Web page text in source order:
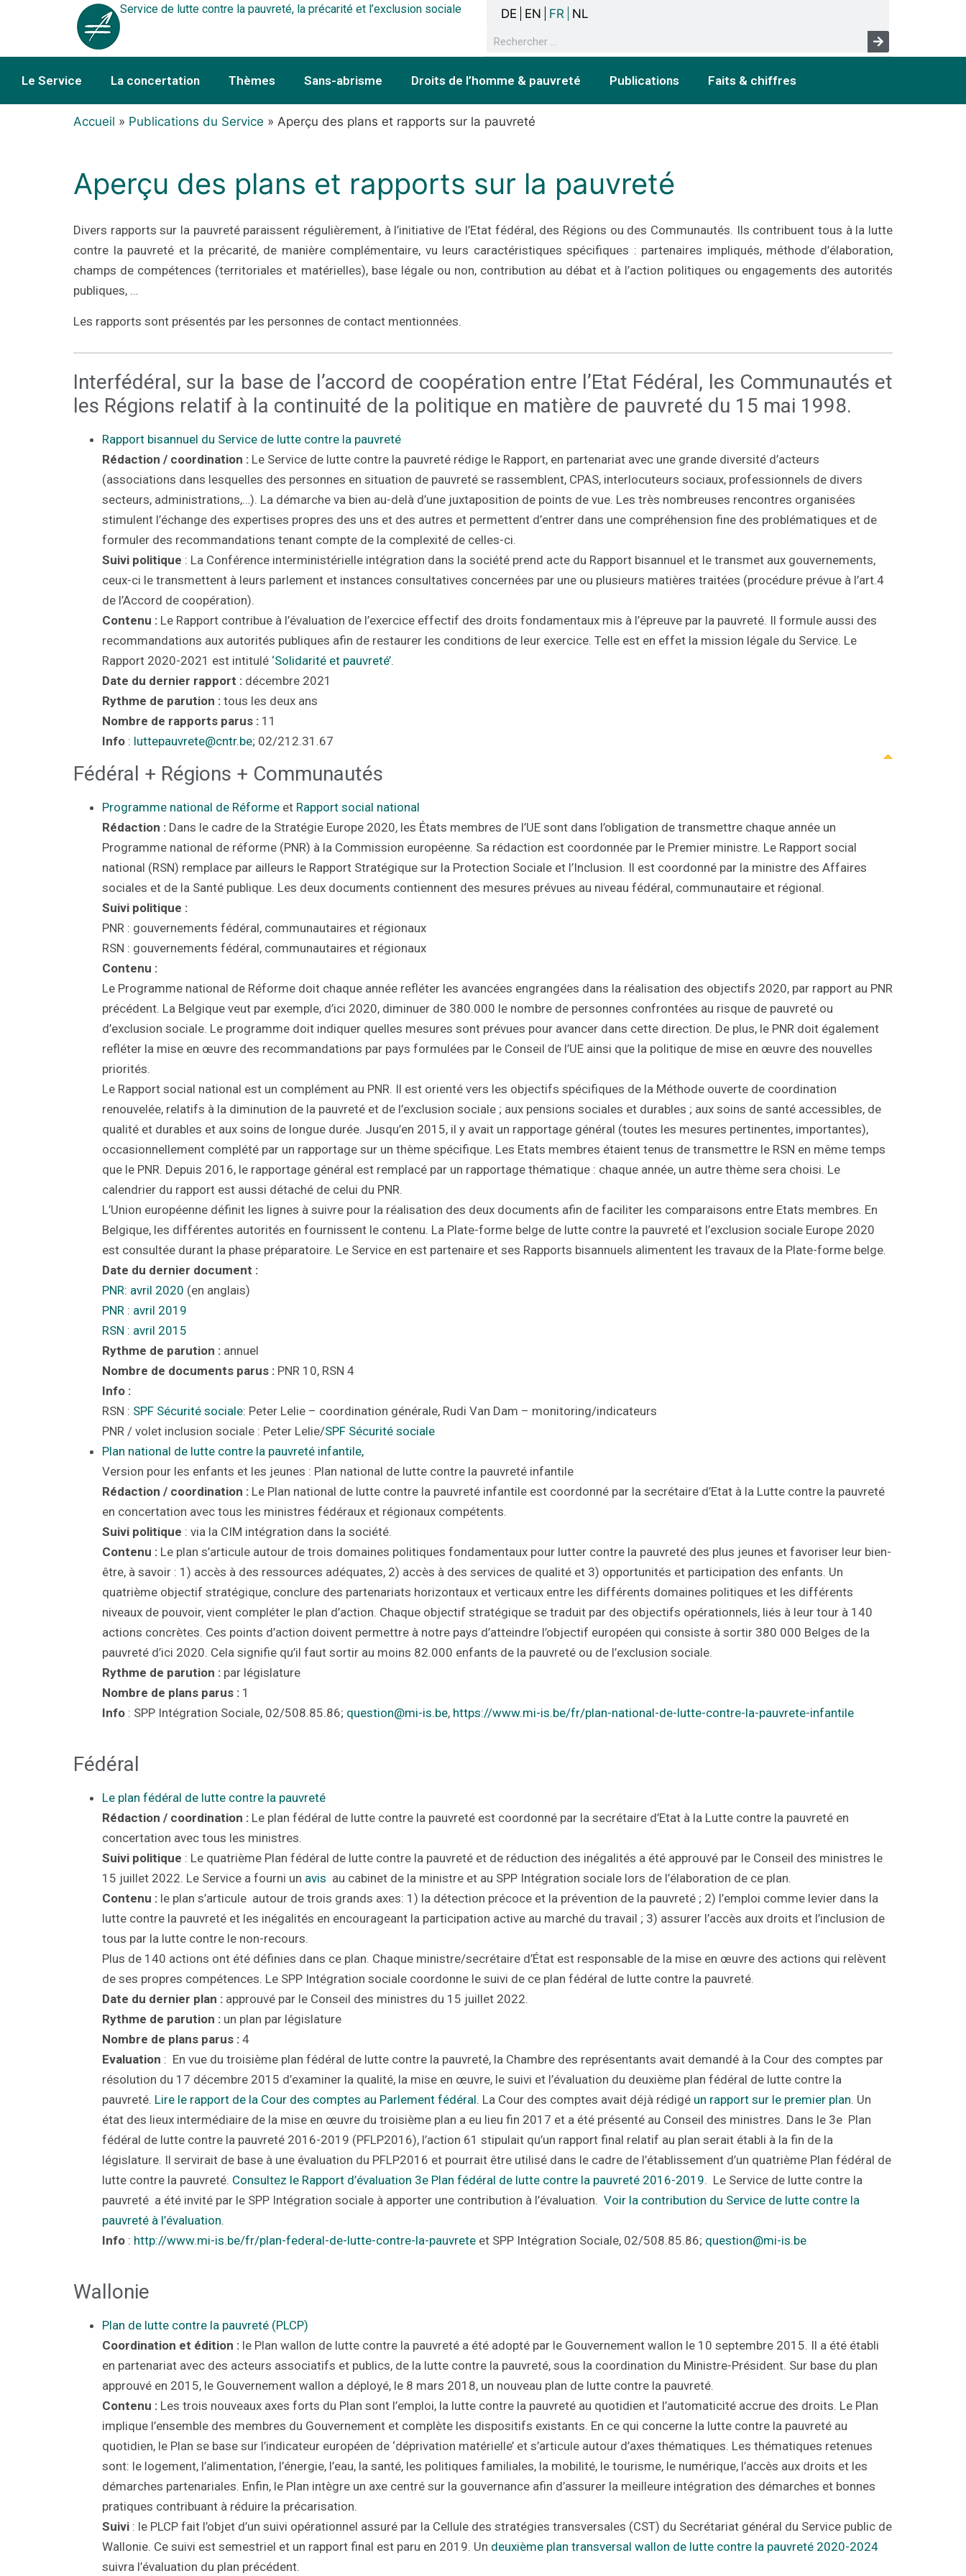
Service de lutte contre la pauvreté, la précarité et l’exclusion sociale DE EN FR NL
Le Service La concertation Thèmes Sans-abrisme Droits de l’homme & pauvreté Publications Faits & chiffres
Accueil » Publications du Service » Aperçu des plans et rapports sur la pauvreté
Aperçu des plans et rapports sur la pauvreté
Divers rapports sur la pauvreté paraissent régulièrement, à l’initiative de l’Etat fédéral, des Régions ou des Communautés. Ils contribuent tous à la lutte
contre la pauvreté et la précarité, de manière complémentaire, vu leurs caractéristiques spécifiques : partenaires impliqués, méthode d’élaboration,
champs de compétences (territoriales et matérielles), base légale ou non, contribution au débat et à l’action politiques ou engagements des autorités
publiques, …
Les rapports sont présentés par les personnes de contact mentionnées.
Interfédéral, sur la base de l’accord de coopération entre l’Etat Fédéral, les Communautés et
les Régions relatif à la continuité de la politique en matière de pauvreté du 15 mai 1998.
Rapport bisannuel du Service de lutte contre la pauvreté
Rédaction / coordination : Le Service de lutte contre la pauvreté rédige le Rapport, en partenariat avec une grande diversité d’acteurs
(associations dans lesquelles des personnes en situation de pauvreté se rassemblent, CPAS, interlocuteurs sociaux, professionnels de divers
secteurs, administrations,…). La démarche va bien au-delà d’une juxtaposition de points de vue. Les très nombreuses rencontres organisées
stimulent l’échange des expertises propres des uns et des autres et permettent d’entrer dans une compréhension fine des problématiques et de
formuler des recommandations tenant compte de la complexité de celles-ci.
Suivi politique : La Conférence interministérielle intégration dans la société prend acte du Rapport bisannuel et le transmet aux gouvernements,
ceux-ci le transmettent à leurs parlement et instances consultatives concernées par une ou plusieurs matières traitées (procédure prévue à l’art.4
de l’Accord de coopération).
Contenu : Le Rapport contribue à l’évaluation de l’exercice effectif des droits fondamentaux mis à l’épreuve par la pauvreté. Il formule aussi des
recommandations aux autorités publiques afin de restaurer les conditions de leur exercice. Telle est en effet la mission légale du Service. Le
Rapport 2020-2021 est intitulé ‘Solidarité et pauvreté’.
Date du dernier rapport : décembre 2021
Rythme de parution : tous les deux ans
Nombre de rapports parus : 11
Info : luttepauvrete@cntr.be; 02/212.31.67
Fédéral + Régions + Communautés
Programme national de Réforme et Rapport social national
Rédaction : Dans le cadre de la Stratégie Europe 2020, les États membres de l’UE sont dans l’obligation de transmettre chaque année un
Programme national de réforme (PNR) à la Commission européenne. Sa rédaction est coordonnée par le Premier ministre. Le Rapport social
national (RSN) remplace par ailleurs le Rapport Stratégique sur la Protection Sociale et l’Inclusion. Il est coordonné par la ministre des Affaires
sociales et de la Santé publique. Les deux documents contiennent des mesures prévues au niveau fédéral, communautaire et régional.
Suivi politique :
PNR : gouvernements fédéral, communautaires et régionaux
RSN : gouvernements fédéral, communautaires et régionaux
Contenu :
Le Programme national de Réforme doit chaque année refléter les avancées engrangées dans la réalisation des objectifs 2020, par rapport au PNR
précédent. La Belgique veut par exemple, d’ici 2020, diminuer de 380.000 le nombre de personnes confrontées au risque de pauvreté ou
d’exclusion sociale. Le programme doit indiquer quelles mesures sont prévues pour avancer dans cette direction. De plus, le PNR doit également
refléter la mise en œuvre des recommandations par pays formulées par le Conseil de l’UE ainsi que la politique de mise en œuvre des nouvelles
priorités.
Le Rapport social national est un complément au PNR. Il est orienté vers les objectifs spécifiques de la Méthode ouverte de coordination
renouvelée, relatifs à la diminution de la pauvreté et de l’exclusion sociale ; aux pensions sociales et durables ; aux soins de santé accessibles, de
qualité et durables et aux soins de longue durée. Jusqu’en 2015, il y avait un rapportage général (toutes les mesures pertinentes, importantes),
occasionnellement complété par un rapportage sur un thème spécifique. Les Etats membres étaient tenus de transmettre le RSN en même temps
que le PNR. Depuis 2016, le rapportage général est remplacé par un rapportage thématique : chaque année, un autre thème sera choisi. Le
calendrier du rapport est aussi détaché de celui du PNR.
L’Union européenne définit les lignes à suivre pour la réalisation des deux documents afin de faciliter les comparaisons entre Etats membres. En
Belgique, les différentes autorités en fournissent le contenu. La Plate-forme belge de lutte contre la pauvreté et l’exclusion sociale Europe 2020
est consultée durant la phase préparatoire. Le Service en est partenaire et ses Rapports bisannuels alimentent les travaux de la Plate-forme belge.
Date du dernier document :
PNR: avril 2020 (en anglais)
PNR : avril 2019
RSN : avril 2015
Rythme de parution : annuel
Nombre de documents parus : PNR 10, RSN 4
Info :
RSN : SPF Sécurité sociale: Peter Lelie – coordination générale, Rudi Van Dam – monitoring/indicateurs
PNR / volet inclusion sociale : Peter Lelie/SPF Sécurité sociale
Plan national de lutte contre la pauvreté infantile,
Version pour les enfants et les jeunes : Plan national de lutte contre la pauvreté infantile
Rédaction / coordination : Le Plan national de lutte contre la pauvreté infantile est coordonné par la secrétaire d’Etat à la Lutte contre la pauvreté
en concertation avec tous les ministres fédéraux et régionaux compétents.
Suivi politique : via la CIM intégration dans la société.
Contenu : Le plan s’articule autour de trois domaines politiques fondamentaux pour lutter contre la pauvreté des plus jeunes et favoriser leur bien-
être, à savoir : 1) accès à des ressources adéquates, 2) accès à des services de qualité et 3) opportunités et participation des enfants. Un
quatrième objectif stratégique, conclure des partenariats horizontaux et verticaux entre les différents domaines politiques et les différents
niveaux de pouvoir, vient compléter le plan d’action. Chaque objectif stratégique se traduit par des objectifs opérationnels, liés à leur tour à 140
actions concrètes. Ces points d’action doivent permettre à notre pays d’atteindre l’objectif européen qui consiste à sortir 380 000 Belges de la
pauvreté d’ici 2020. Cela signifie qu’il faut sortir au moins 82.000 enfants de la pauvreté ou de l’exclusion sociale.
Rythme de parution : par législature
Nombre de plans parus : 1
Info : SPP Intégration Sociale, 02/508.85.86; question@mi-is.be, https://www.mi-is.be/fr/plan-national-de-lutte-contre-la-pauvrete-infantile
Fédéral
Le plan fédéral de lutte contre la pauvreté
Rédaction / coordination : Le plan fédéral de lutte contre la pauvreté est coordonné par la secrétaire d’Etat à la Lutte contre la pauvreté en
concertation avec tous les ministres.
Suivi politique : Le quatrième Plan fédéral de lutte contre la pauvreté et de réduction des inégalités a été approuvé par le Conseil des ministres le
15 juillet 2022. Le Service a fourni un avis au cabinet de la ministre et au SPP Intégration sociale lors de l’élaboration de ce plan.
Contenu : le plan s’articule autour de trois grands axes: 1) la détection précoce et la prévention de la pauvreté ; 2) l’emploi comme levier dans la
lutte contre la pauvreté et les inégalités en encourageant la participation active au marché du travail ; 3) assurer l’accès aux droits et l’inclusion de
tous par la lutte contre le non-recours.
Plus de 140 actions ont été définies dans ce plan. Chaque ministre/secrétaire d’État est responsable de la mise en œuvre des actions qui relèvent
de ses propres compétences. Le SPP Intégration sociale coordonne le suivi de ce plan fédéral de lutte contre la pauvreté.
Date du dernier plan : approuvé par le Conseil des ministres du 15 juillet 2022.
Rythme de parution : un plan par législature
Nombre de plans parus : 4
Evaluation : En vue du troisième plan fédéral de lutte contre la pauvreté, la Chambre des représentants avait demandé à la Cour des comptes par
résolution du 17 décembre 2015 d’examiner la qualité, la mise en œuvre, le suivi et l’évaluation du deuxième plan fédéral de lutte contre la
pauvreté. Lire le rapport de la Cour des comptes au Parlement fédéral. La Cour des comptes avait déjà rédigé un rapport sur le premier plan. Un
état des lieux intermédiaire de la mise en œuvre du troisième plan a eu lieu fin 2017 et a été présenté au Conseil des ministres. Dans le 3e Plan
fédéral de lutte contre la pauvreté 2016-2019 (PFLP2016), l’action 61 stipulait qu’un rapport final relatif au plan serait établi à la fin de la
législature. Il servirait de base à une évaluation du PFLP2016 et pourrait être utilisé dans le cadre de l’établissement d’un quatrième Plan fédéral de
lutte contre la pauvreté. Consultez le Rapport d’évaluation 3e Plan fédéral de lutte contre la pauvreté 2016-2019. Le Service de lutte contre la
pauvreté a été invité par le SPP Intégration sociale à apporter une contribution à l’évaluation. Voir la contribution du Service de lutte contre la
pauvreté à l’évaluation.
Info : http://www.mi-is.be/fr/plan-federal-de-lutte-contre-la-pauvrete et SPP Intégration Sociale, 02/508.85.86; question@mi-is.be
Wallonie
Plan de lutte contre la pauvreté (PLCP)
Coordination et édition : le Plan wallon de lutte contre la pauvreté a été adopté par le Gouvernement wallon le 10 septembre 2015. Il a été établi
en partenariat avec des acteurs associatifs et publics, de la lutte contre la pauvreté, sous la coordination du Ministre-Président. Sur base du plan
approuvé en 2015, le Gouvernement wallon a déployé, le 8 mars 2018, un nouveau plan de lutte contre la pauvreté.
Contenu : Les trois nouveaux axes forts du Plan sont l’emploi, la lutte contre la pauvreté au quotidien et l’automaticité accrue des droits. Le Plan
implique l’ensemble des membres du Gouvernement et complète les dispositifs existants. En ce qui concerne la lutte contre la pauvreté au
quotidien, le Plan se base sur l’indicateur européen de ‘déprivation matérielle’ et s’articule autour d’axes thématiques. Les thématiques retenues
sont: le logement, l’alimentation, l’énergie, l’eau, la santé, les politiques familiales, la mobilité, le tourisme, le numérique, l’accès aux droits et les
démarches partenariales. Enfin, le Plan intègre un axe centré sur la gouvernance afin d’assurer la meilleure intégration des démarches et bonnes
pratiques contribuant à réduire la précarisation.
Suivi : le PLCP fait l’objet d’un suivi opérationnel assuré par la Cellule des stratégies transversales (CST) du Secrétariat général du Service public de
Wallonie. Ce suivi est semestriel et un rapport final est paru en 2019. Un deuxième plan transversal wallon de lutte contre la pauvreté 2020-2024
suivra l’évaluation du plan précédent.